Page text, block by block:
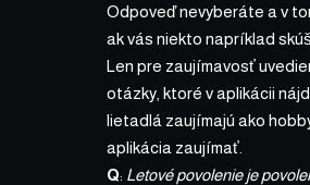
Odpoveď nevyberáte a v
ak vás niekto napríklad
Len pre zaujímavosť
otázky, ktoré v aplikácii
lietadlá zaujímajú ako
aplikácia zaujímať.
Q: Letové povolenie je